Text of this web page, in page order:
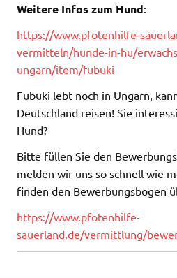
Weitere Infos zum Hund:
https://www.pfotenhilfe-
vermitteln/hunde-in-hu/
ungarn/item/fubuki
Fubuki lebt noch in Ungarn,
Deutschland reisen! Sie
Hund?
Bitte füllen Sie den
melden wir uns so schnell wie
finden den Bewerbungsbogen
https://www.pfotenhilfe-
sauerland.de/vermittlung/